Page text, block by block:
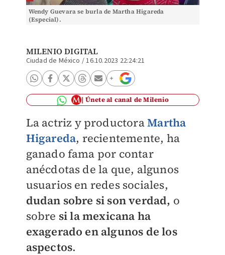
Wendy Guevara se burla de Martha Higareda
(Especial).
MILENIO DIGITAL
Ciudad de México /16.10.2023 22:24:21
Únete al canal de Milenio
La actriz y productoraMartha
Higareda, recientemente, ha
ganado fama por contar
anécdotas de la que, algunos
usuarios en redes sociales,
dudan sobre si son verdad, o
sobre si la mexicana ha
exagerado en algunos de los
aspectos.